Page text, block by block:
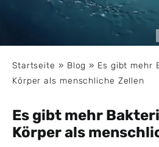
Startseite » Blog » Es gibt mehr
Körper als menschliche Zellen
Es gibt mehr
Körper als